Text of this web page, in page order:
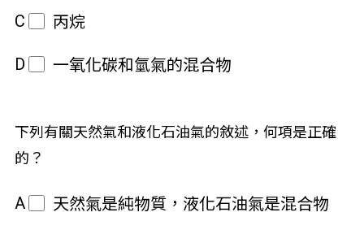
C 丙烷
D 一氧化碳和氫氣的混合物
下列有關天然氣和液化石油氣的敘述，何項是正確
的？
A 天然氣是純物質，液化石油氣是混合物